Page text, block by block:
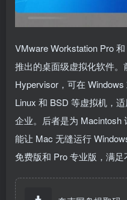
VMware Workstation Pro
推出的桌面级虚拟化软件
Hypervisor，可在 Windows
Linux 和 BSD 等虚拟机，
企业。后者是为 Macintosh
能让 Mac 无缝运行
免费版和 Pro 专业版，满足